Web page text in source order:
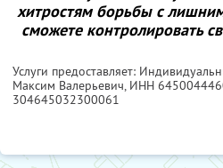
хитростям борьбы с
сможете контролировать
Услуги предоставляет:
Максим Валерьевич, ИНН
304645032300061